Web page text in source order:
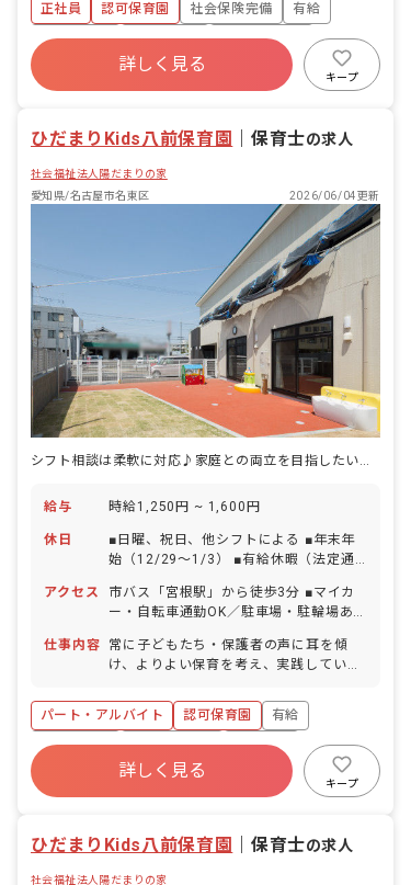
正社員 認可保育園 社会保険完備
有給
退職金制度
残業少なめ
昇給昇進あり
産休育休制度
社会福祉法人 車通勤可
詳しく見る
キープ
ひだまりKids八前保育園 保育士の求人
社会福祉法人陽だまりの家
愛知県/名古屋市名東区
2026/06/04更新
シフト相談は柔軟に対応♪家庭との両立を目指したい方も歓迎です
給与 時給1,250円 ~ 1,600円
休日
■日曜、祝日、他シフトによる ■年末年
始（12/29～1/3） ■有給休暇（法定通
アクセス
市バス「宮根駅」から徒歩3分 ■マイカ
ー・自転車通勤OK／駐車場・駐輪場あ
仕事内容
常に子どもたち・保護者の声に耳を傾
け、よりよい保育を考え、実践していく
補助業務全般 ・おもちゃ・部屋の消毒等
パート・アルバイト 認可保育園
有給
残業少なめ
社会福祉法人
車通勤可
新卒も歓迎
駅近5分以内
詳しく見る
キープ
ひだまりKids八前保育園 保育士の求人
社会福祉法人陽だまりの家